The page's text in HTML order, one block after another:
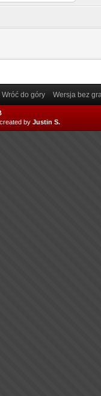
Wróć do góry Wersja bez
by Justin S.